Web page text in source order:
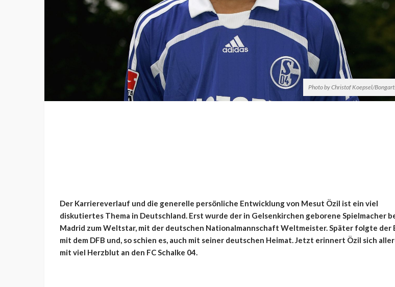
Photo by Christof Koepsel/
Der Karriereverlauf und die generelle persönliche Entwicklung von Mesut Özil ist ein viel
diskutiertes Thema in Deutschland. Erst wurde der in Gelsenkirchen geborene Spielmacher
Madrid zum Weltstar, mit der deutschen Nationalmannschaft Weltmeister. Später folgte der
mit dem DFB und, so schien es, auch mit seiner deutschen Heimat. Jetzt erinnert Özil sich
mit viel Herzblut an den FC Schalke 04.